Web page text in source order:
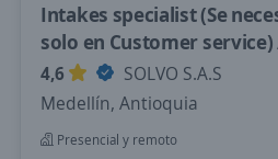
Intakes specialist (Se
solo en Customer
4,6
SOLVO S.A.S
Medellín, Antioquia
Presencial y remoto